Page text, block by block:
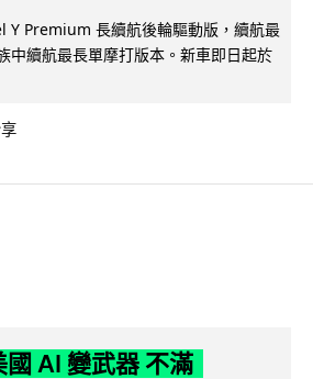
Y Premium 長續航後輪驅動版，續航最
中續航最長單摩打版本。新車即日起於
AI 變武器 不滿